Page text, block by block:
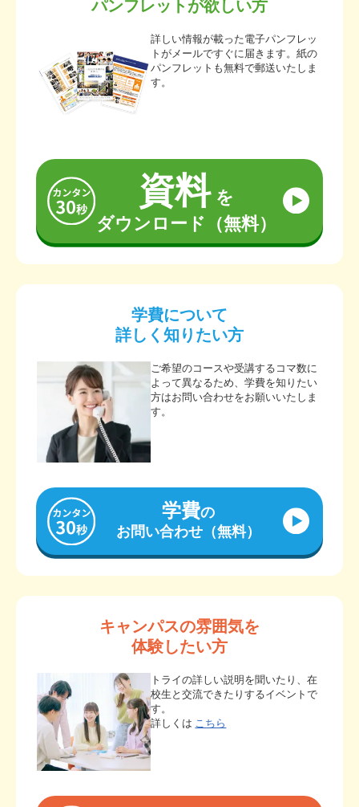
パンフレットが欲しい方
詳しい情報が載った電子パンフレッ
トがメールですぐに届きます。紙の
パンフレットも無料で郵送いたしま
す。
資料を
ダウンロード（無料）
学費について
詳しく知りたい方
ご希望のコースや受講するコマ数に
よって異なるため、学費を知りたい
方はお問い合わせをお願いいたしま
す。
学費の
お問い合わせ（無料）
キャンパスの雰囲気を
体験したい方
トライの詳しい説明を聞いたり、在
校生と交流できたりするイベントで
す。
詳しくは こちら